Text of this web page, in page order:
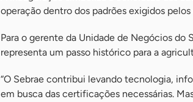
operação dentro dos padrões exigidos
Para o gerente da Unidade de Negócios do
representa um passo histórico para a
“O Sebrae contribui levando tecnologia,
em busca das certificações necessárias.